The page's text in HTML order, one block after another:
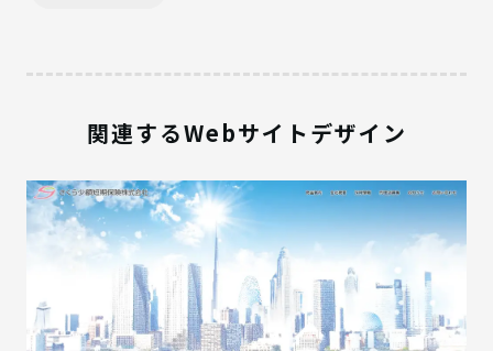
関連するWebサイトデザイン